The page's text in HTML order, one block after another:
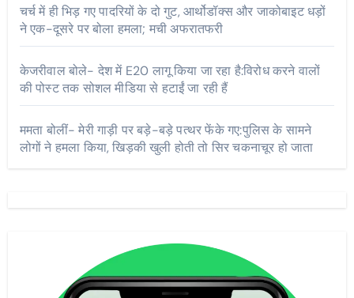
चर्च में ही भिड़ गए पादरियों के दो गुट, आर्थोडॉक्स और जाकोबाइट धड़ों
ने एक-दूसरे पर बोला हमला; मची अफरातफरी
केजरीवाल बोले- देश में E20 लागू किया जा रहा है:विरोध करने वालों
की पोस्ट तक सोशल मीडिया से हटाईं जा रही हैं
ममता बोलीं- मेरी गाड़ी पर बड़े-बड़े पत्थर फेंके गए:पुलिस के सामने
लोगों ने हमला किया, खिड़की खुली होती तो सिर चकनाचूर हो जाता